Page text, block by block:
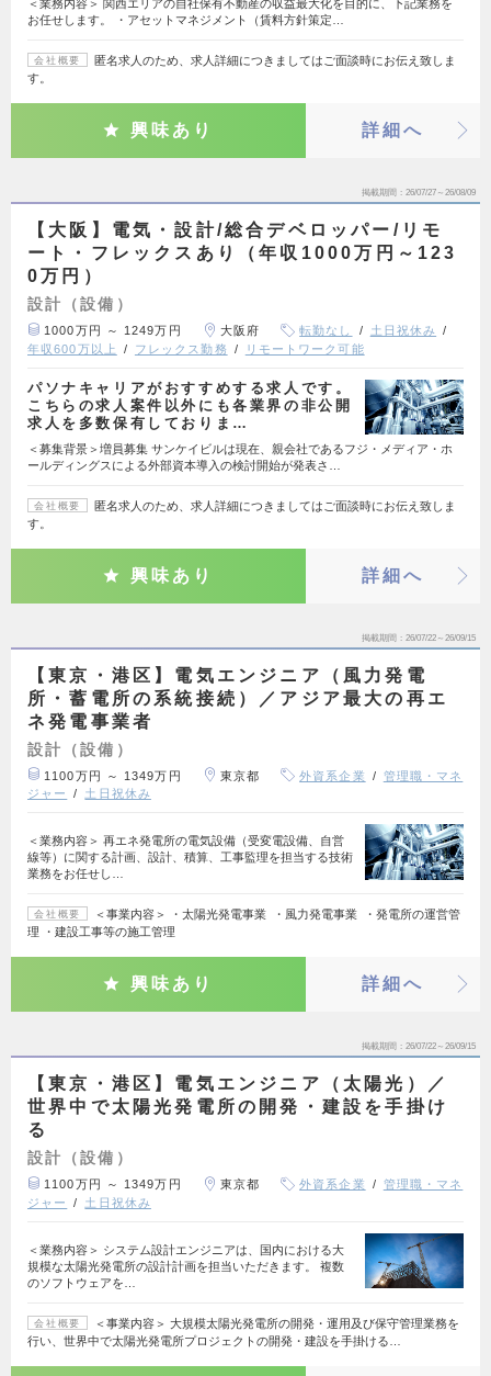
＜業務内容＞ 関西エリアの自社保有不動産の収益最大化を目的に、下記業務を
お任せします。 ・アセットマネジメント（賃料方針策定…
会社概要
匿名求人のため、求人詳細につきましてはご面談時にお伝え致しま
す。
興味あり 詳細へ
掲載期間 26/07/27～26/08/09
【大阪】電気・設計/総合デベロッパー/リモ
ート・フレックスあり（年収1000万円～123
0万円）
設計（設備）
1000万円 ～ 1249万円 大阪府 転勤なし
土日祝休み
年収600万以上
フレックス勤務 リモートワーク可能
パソナキャリアがおすすめする求人です。
こちらの求人案件以外にも各業界の非公開
求人を多数保有しておりま…
＜募集背景＞増員募集 サンケイビルは現在、親会社であるフジ・メディア・ホ
ールディングスによる外部資本導入の検討開始が発表さ…
会社概要
匿名求人のため、求人詳細につきましてはご面談時にお伝え致しま
す。
興味あり 詳細へ
掲載期間 26/07/22～26/09/15
【東京・港区】電気エンジニア（風力発電
所・蓄電所の系統接続）／アジア最大の再エ
ネ発電事業者
設計（設備）
1100万円 ～ 1349万円 東京都 外資系企業
管理職・マネ
ジャー
土日祝休み
＜業務内容＞ 再エネ発電所の電気設備（受変電設備、自営
線等）に関する計画、設計、積算、工事監理を担当する技術
業務をお任せし…
会社概要
＜事業内容＞ ・太陽光発電事業 ・風力発電事業 ・発電所の運営管
理 ・建設工事等の施工管理
興味あり 詳細へ
掲載期間 26/07/22～26/09/15
【東京・港区】電気エンジニア（太陽光）／
世界中で太陽光発電所の開発・建設を手掛け
る
設計（設備）
1100万円 ～ 1349万円 東京都 外資系企業
管理職・マネ
ジャー
土日祝休み
＜業務内容＞ システム設計エンジニアは、国内における大
規模な太陽光発電所の設計計画を担当いただきます。 複数
のソフトウェアを…
会社概要
＜事業内容＞ 大規模太陽光発電所の開発・運用及び保守管理業務を
行い、世界中で太陽光発電所プロジェクトの開発・建設を手掛ける…